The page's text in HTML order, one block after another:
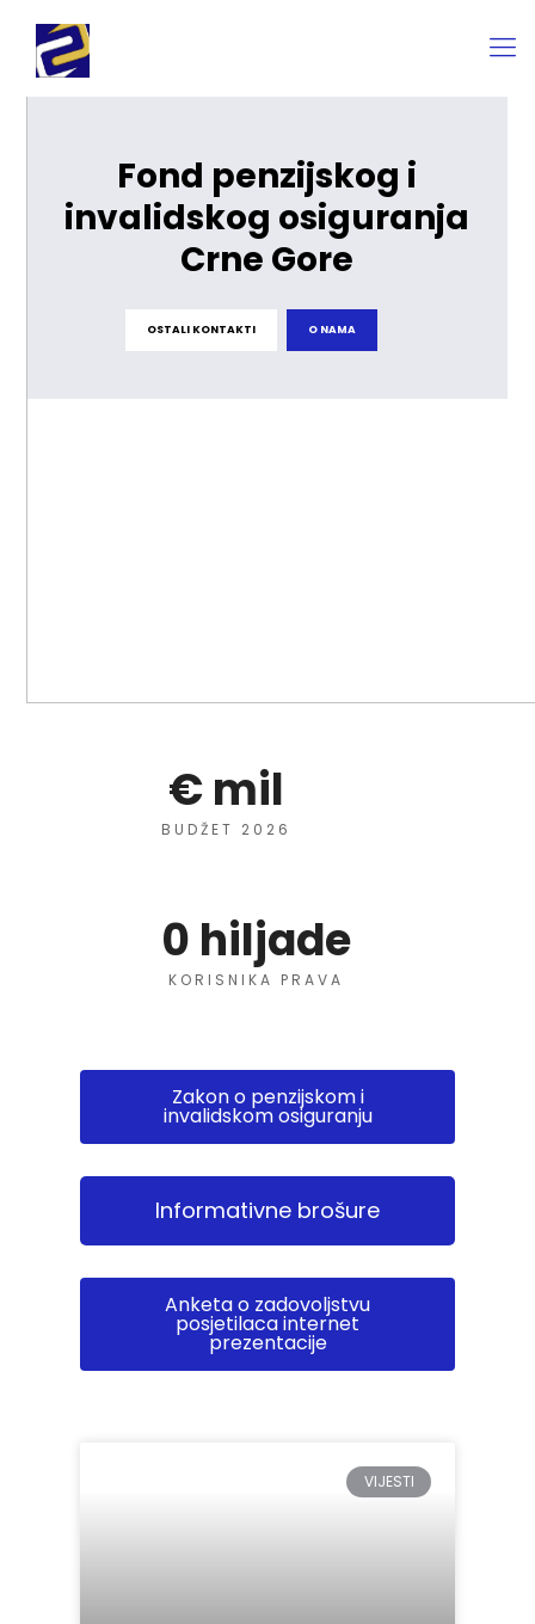
Fond penzijskog i
invalidskog osiguranja
Crne Gore
OSTALI KONTAKTI O NAMA
€ mil
BUDŽET 2026
0 hiljade
KORISNIKA PRAVA
Zakon o penzijskom i
invalidskom osiguranju
Informativne brošure
Anketa o zadovoljstvu
posjetilaca internet
prezentacije
VIJESTI